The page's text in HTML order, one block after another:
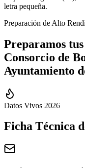
letra pequeña.
Preparación de Alto
Preparamos
Consorcio de
Ayuntamiento
Datos Vivos 2026
Ficha Técnica